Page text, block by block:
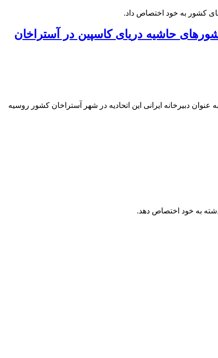
کشور به خود اختصاص داد.
حاشیه دریای کاسپین در آستراخان
دبیرخانه ایرانی این اتحادیه در شهر آستراخان کشور روسیه